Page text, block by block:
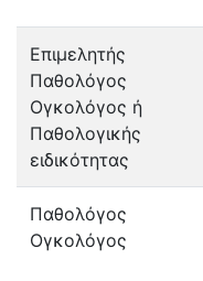
Επιμελητής
Παθολόγος
Ογκολόγος ή
Παθολογικής
ειδικότητας
Παθολόγος
Ογκολόγος